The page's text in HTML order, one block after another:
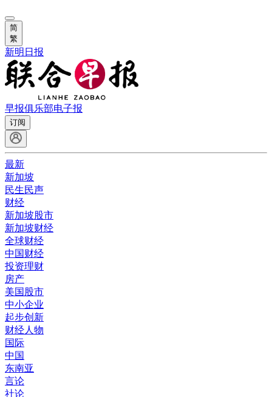
简
繁
新明日报
早报俱乐部电子报
订阅
最新
新加坡
民生民声
财经
新加坡股市
新加坡财经
全球财经
中国财经
投资理财
房产
美国股市
中小企业
起步创新
财经人物
国际
中国
东南亚
言论
社论